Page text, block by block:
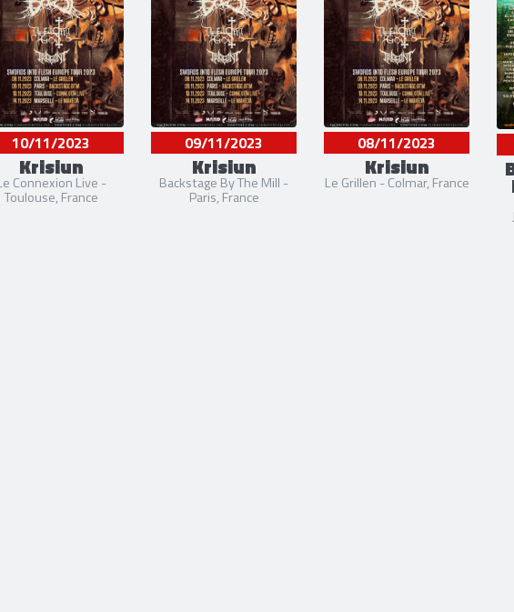
10/11/2023
Krisiun
Connexion Live -
Toulouse, France
09/11/2023
Krisiun
Backstage By The Mill -
Paris, France
08/11/2023
Krisiun
Le Grillen - Colmar, France